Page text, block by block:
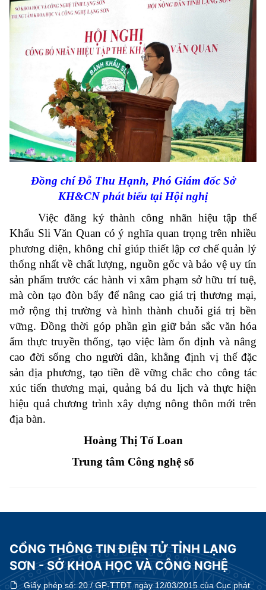
Đồng chí Đỗ Thu Hạnh, Phó Giám đốc Sở
KH&CN phát biểu tại Hội nghị
Việc đăng ký thành công nhãn hiệu tập thể
Khẩu Sli Văn Quan có ý nghĩa quan trọng trên nhiều
phương diện, không chỉ giúp thiết lập cơ chế quản lý
thống nhất về chất lượng, nguồn gốc và bảo vệ uy tín
sản phẩm trước các hành vi xâm phạm sở hữu trí tuệ,
mà còn tạo đòn bẩy để nâng cao giá trị thương mại,
mở rộng thị trường và hình thành chuỗi giá trị bền
vững. Đồng thời góp phần gìn giữ bản sắc văn hóa
ẩm thực truyền thống, tạo việc làm ổn định và nâng
cao đời sống cho người dân, khẳng định vị thế đặc
sản địa phương, tạo tiền đề vững chắc cho công tác
xúc tiến thương mại, quảng bá du lịch và thực hiện
hiệu quả chương trình xây dựng nông thôn mới trên
địa bàn.
Hoàng Thị Tố Loan
Trung tâm Công nghệ số
CỔNG THÔNG TIN ĐIỆN TỬ TỈNH LẠNG
SƠN - SỞ KHOA HỌC VÀ CÔNG NGHỆ
Giấy phép số:20 / GP-TTĐT ngày 12/03/2015 của Cục phát